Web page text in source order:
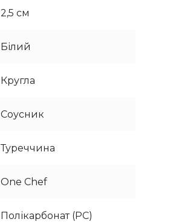
2,5 см
Білий
Кругла
Соусник
Туреччина
One Chef
Полікарбонат (PC)